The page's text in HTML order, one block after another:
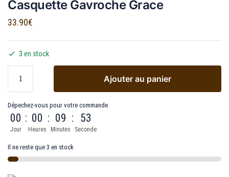
Casquette Gavroche Grace
33.90€
3 en stock
Ajouter au panier
Dépechez-vous pour votre commande
00
Jour
: 00
Heures
: 09
Minutes
: 53
Seconde
Il ne reste que 3 en stock